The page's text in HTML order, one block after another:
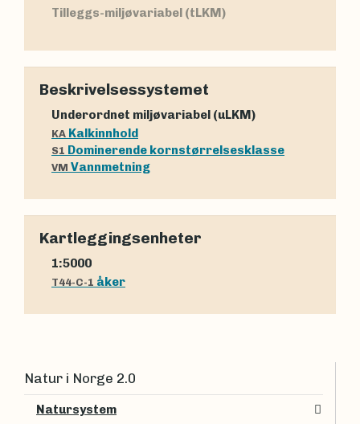
Tilleggs-miljøvariabel (tLKM)
Beskrivelsessystemet
Underordnet miljøvariabel (uLKM)
KA Kalkinnhold
S1 Dominerende kornstørrelsesklasse
VM Vannmetning
Kartleggingsenheter
1:5000
T44-C-1 åker
Natur i Norge 2.0
Natursystem